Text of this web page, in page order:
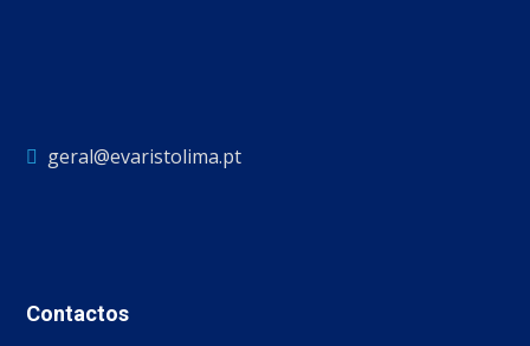
geral@evaristolima.pt
Contactos